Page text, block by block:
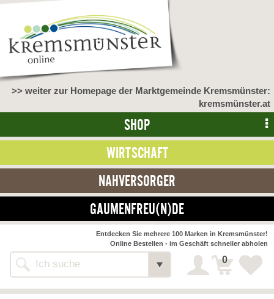
>> weiter zur Homepage der Marktgemeinde Kremsmünster:
kremsmünster.at
SHOP
WIRTSCHAFT
NAHVERSORGER
GAUMENFREU(N)DE
Shop
Entdecken Sie mehrere 100 Marken in Kremsmünster!
Online Bestellen - im Geschäft schneller abholen
0